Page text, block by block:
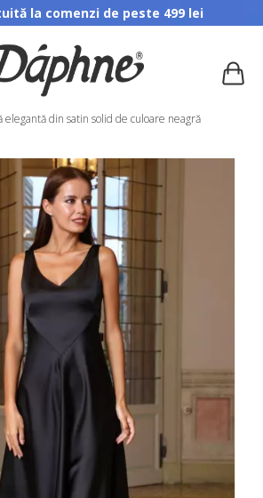
la comenzi de peste 499 lei
elegantă din satin solid de culoare neagră